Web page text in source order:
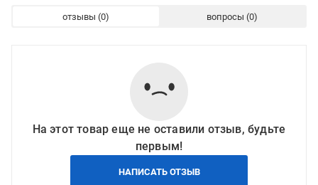
отзывы вопросы
На этот товар еще не оставили отзыв, будьте
первым!
НАПИСАТЬ ОТЗЫВ